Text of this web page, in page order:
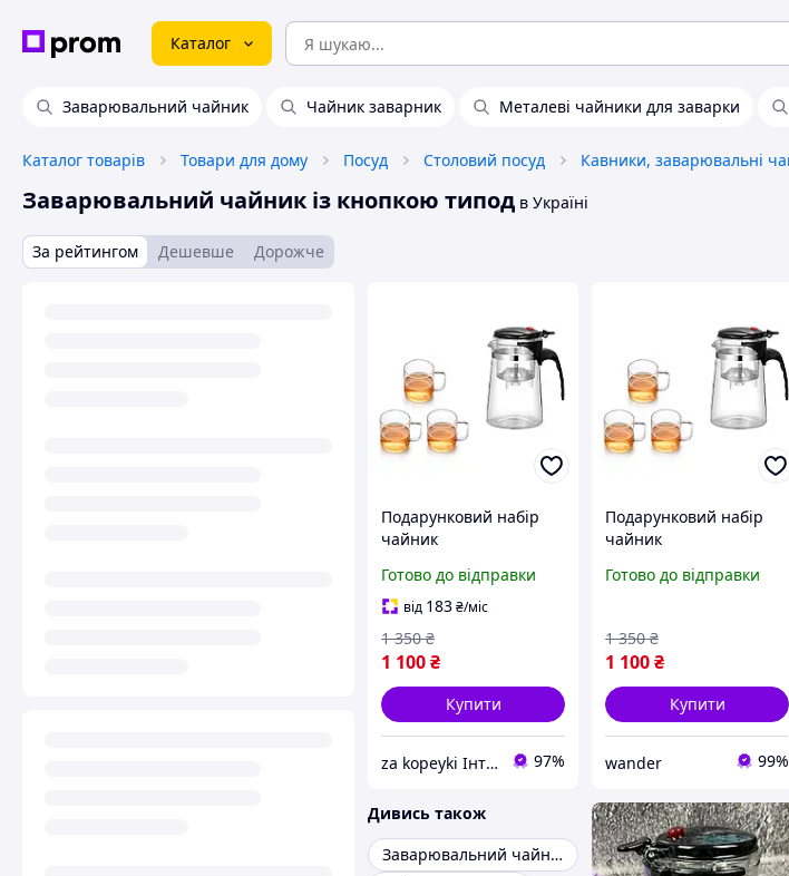
Каталог
Заварювальний чайник Чайник заварник Металеві чайники для заварки
Каталог товарів Товари для дому Посуд Столовий посуд
Заварювальний чайник із кнопкою типод в Україні
За рейтингом Дешевше Дорожче
Подарунковий набір
чайник
кнопкою Гун Фу типод
700 мл з 3 чашками
Готово до відправки
від 183₴/міс
1 100₴
1 350 ₴
Купити
za kopeyki Інтернет магазин 97%
Подарунковий набір
чайник
кнопкою Гун Фу типод
Готово до відправки
1 100₴
1 350 ₴
Купити
wander 99%
Дивись також
Заварювальний чайник